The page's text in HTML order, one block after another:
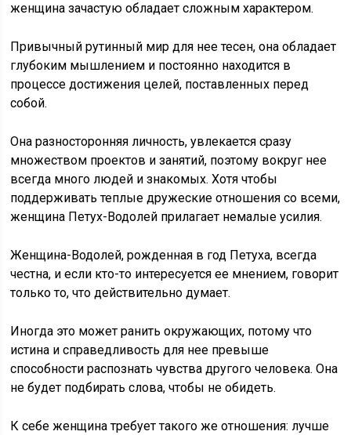
женщина зачастую обладает сложным характером.
Привычный рутинный мир для нее тесен, она обладает
глубоким мышлением и постоянно находится в
процессе достижения целей, поставленных перед
собой.
Она разносторонняя личность, увлекается сразу
множеством проектов и занятий, поэтому вокруг нее
всегда много людей и знакомых. Хотя чтобы
поддерживать теплые дружеские отношения со всеми,
женщина Петух-Водолей прилагает немалые усилия.
Женщина-Водолей, рожденная в год Петуха, всегда
честна, и если кто-то интересуется ее мнением, говорит
только то, что действительно думает.
Иногда это может ранить окружающих, потому что
истина и справедливость для нее превыше
способности распознать чувства другого человека. Она
не будет подбирать слова, чтобы не обидеть.
К себе женщина требует такого же отношения: лучше